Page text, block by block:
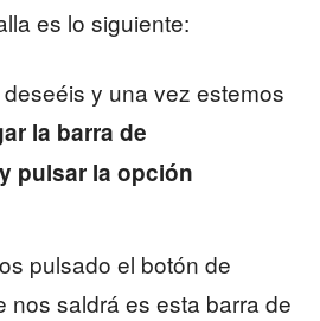
es lo siguiente:
y una vez estemos
la barra de
pulsar la opción
pulsado el botón de
nos saldrá es esta barra de